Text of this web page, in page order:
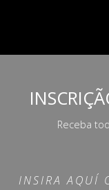
Receba